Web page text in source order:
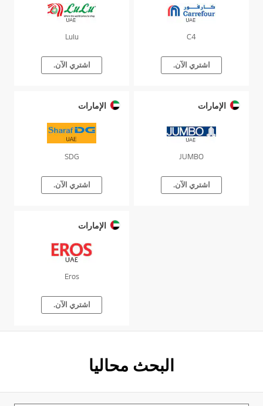
Lulu
اشتري الآن.
C4
اشتري الآن.
الإمارات
SDG
اشتري الآن.
الإمارات
JUMBO
اشتري الآن.
الإمارات
Eros
اشتري الآن.
البحث محاليا